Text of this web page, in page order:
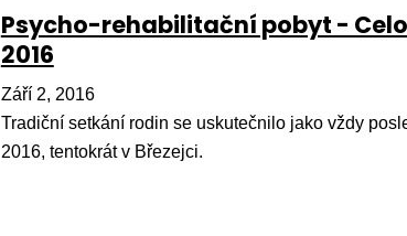
Psycho-rehabilitační pobyt -
2016
Září 2, 2016
Tradiční setkání rodin se uskutečnilo jako vždy
2016, tentokrát v Březejci.